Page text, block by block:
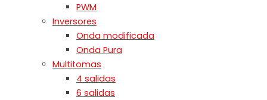
PWM
Inversores
Onda modificada
Onda Pura
Multitomas
4 salidas
6 salidas